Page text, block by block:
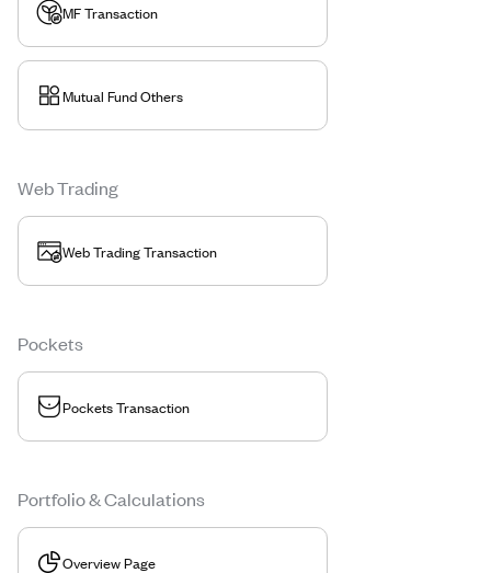
MF Transaction
Mutual Fund Others
Web Trading
Web Trading Transaction
Pockets
Pockets Transaction
Portfolio & Calculations
Overview Page